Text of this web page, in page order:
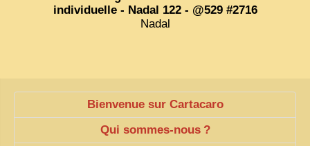
individuelle - Nadal 122 - @529 #2716
Nadal
Bienvenue sur Cartacaro
Qui sommes-nous ?